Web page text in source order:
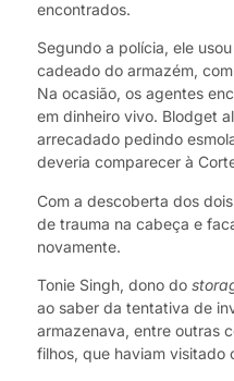
encontrados.
Segundo a polícia, ele
cadeado do armazém,
Na ocasião, os agentes
em dinheiro vivo. Blodget
arrecadado pedindo
deveria comparecer à
Com a descoberta dos
de trauma na cabeça e
novamente.
Tonie Singh, dono do
ao saber da tentativa de
armazenava, entre outras
filhos, que haviam visitado